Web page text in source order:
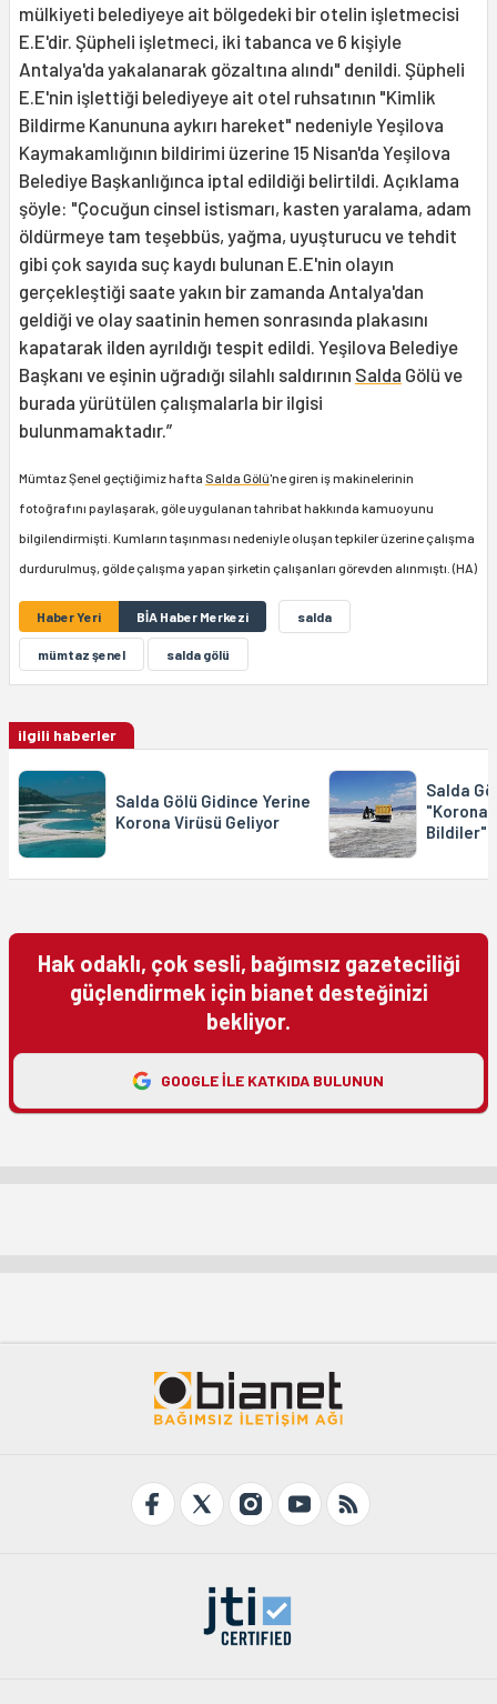
mülkiyeti belediyeye ait bölgedeki bir otelin işletmecisi
E.E'dir. Şüpheli işletmeci, iki tabanca ve 6 kişiyle
Antalya'da yakalanarak gözaltına alındı" denildi. Şüpheli
E.E'nin işlettiği belediyeye ait otel ruhsatının "Kimlik
Bildirme Kanununa aykırı hareket" nedeniyle Yeşilova
Kaymakamlığının bildirimi üzerine 15 Nisan'da Yeşilova
Belediye Başkanlığınca iptal edildiği belirtildi. Açıklama
şöyle: "Çocuğun cinsel istismarı, kasten yaralama, adam
öldürmeye tam teşebbüs, yağma, uyuşturucu ve tehdit
gibi çok sayıda suç kaydı bulunan E.E'nin olayın
gerçekleştiği saate yakın bir zamanda Antalya'dan
geldiği ve olay saatinin hemen sonrasında plakasını
kapatarak ilden ayrıldığı tespit edildi. Yeşilova Belediye
Başkanı ve eşinin uğradığı silahlı saldırının Salda Gölü ve
burada yürütülen çalışmalarla bir ilgisi
bulunmamaktadır.”
Mümtaz Şenel geçtiğimiz hafta Salda Gölü'ne giren iş makinelerinin
fotoğrafını paylaşarak, göle uygulanan tahribat hakkında kamuoyunu
bilgilendirmişti. Kumların taşınması nedeniyle oluşan tepkiler üzerine çalışma
durdurulmuş, gölde çalışma yapan şirketin çalışanları görevden alınmıştı. (HA)
Haber Yeri BİA Haber Merkezi salda
mümtaz şenel salda gölü
ilgili haberler
Salda Gölü Gidince Yerine
Korona Virüsü Geliyor
Salda
Bildiler"
Hak odaklı, çok sesli, bağımsız gazeteciliği
güçlendirmek için bianet desteğinizi
bekliyor.
GOOGLE ILE KATKIDA BULUNUN